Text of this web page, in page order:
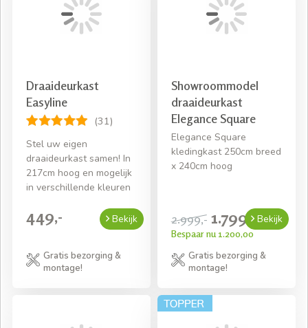
Draaideurkast
Easyline
(31)
Stel uw eigen
draaideurkast samen! In
217cm hoog en mogelijk
in verschillende kleuren
449,- Bekijk
Gratis bezorging &
montage!
Showroommodel
draaideurkast
Elegance Square
Elegance Square
kledingkast 250cm breed
x 240cm hoog
2.999,- 1.799,-
Bespaar nu 1.200,00
Bekijk
Gratis bezorging &
montage!